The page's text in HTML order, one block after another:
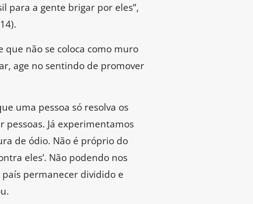
para a gente brigar por eles”,
que não se coloca como muro
age no sentindo de promover
uma pessoa só resolva os
Já experimentamos
de ódio. Não é próprio do
eles’. Não podendo nos
permanecer dividido e